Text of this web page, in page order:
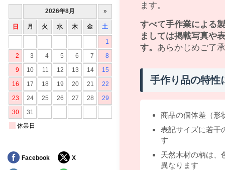
ます。
すべて手作業による
ましては掲載写真や
す。 あらかじめご了
手作り品の特性
商品の個体差（形
表記サイズに若干
す
天然木材の柄は、
異なります
Facebook X